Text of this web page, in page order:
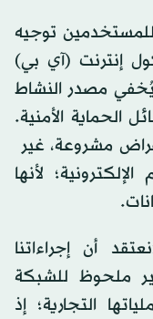
توجيه
إنترنت (آي بي)
مصدر النشاط
الحماية ‌الأمنية.
مشروعة، غير
لأنها
أن إجراءاتنا
ملحوظ للشبكة
التجارية؛ إذ